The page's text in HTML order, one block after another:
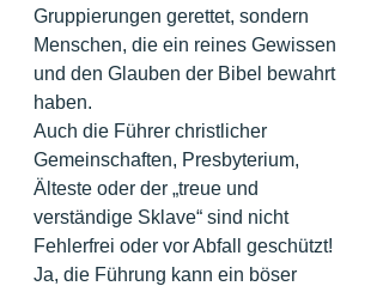
Gruppierungen gerettet, sondern
Menschen, die ein reines Gewissen
und den Glauben der Bibel bewahrt
haben.
Auch die Führer christlicher
Gemeinschaften, Presbyterium,
Älteste oder der „treue und
verständige Sklave“ sind nicht
Fehlerfrei oder vor Abfall geschützt!
Ja, die Führung kann ein böser